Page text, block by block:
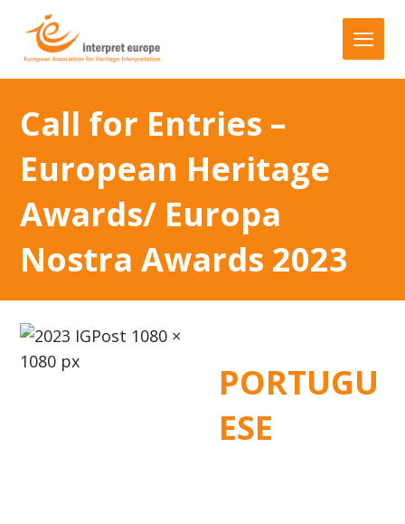
Call for Entries –
European Heritage
Awards/ Europa
Nostra Awards 2023
PORTUGU
ESE